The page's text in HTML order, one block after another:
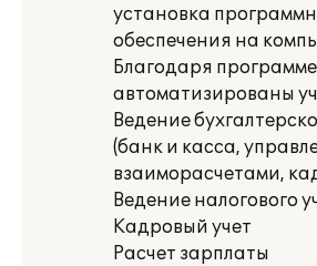
установка
обеспечения на
Благодаря программе
автоматизированы
Ведение
(банк и касса,
взаиморасчетами,
Ведение налогового
Кадровый учет
Расчет зарплаты